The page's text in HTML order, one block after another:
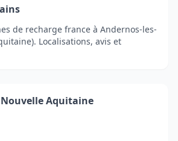
de recharge france à Andernos-les-
Localisations, avis et
Aquitaine